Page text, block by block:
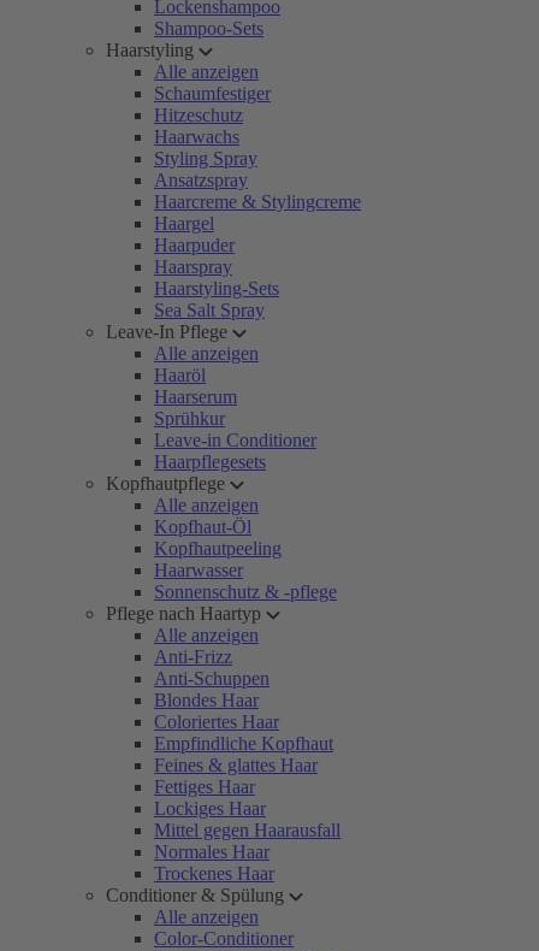
Lockenshampoo
Shampoo-Sets
Haarstyling
Alle anzeigen
Schaumfestiger
Hitzeschutz
Haarwachs
Styling Spray
Ansatzspray
Haarcreme & Stylingcreme
Haargel
Haarpuder
Haarspray
Haarstyling-Sets
Sea Salt Spray
Leave-In Pflege
Alle anzeigen
Haaröl
Haarserum
Sprühkur
Leave-in Conditioner
Haarpflegesets
Kopfhautpflege
Alle anzeigen
Kopfhaut-Öl
Kopfhautpeeling
Haarwasser
Sonnenschutz & -pflege
Pflege nach Haartyp
Alle anzeigen
Anti-Frizz
Anti-Schuppen
Blondes Haar
Coloriertes Haar
Empfindliche Kopfhaut
Feines & glattes Haar
Fettiges Haar
Lockiges Haar
Mittel gegen Haarausfall
Normales Haar
Trockenes Haar
Conditioner & Spülung
Alle anzeigen
Color-Conditioner